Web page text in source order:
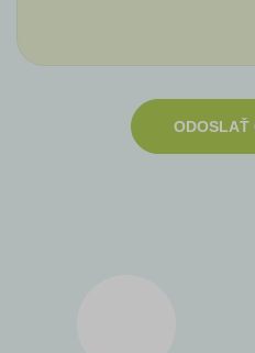
ODOSLAŤ